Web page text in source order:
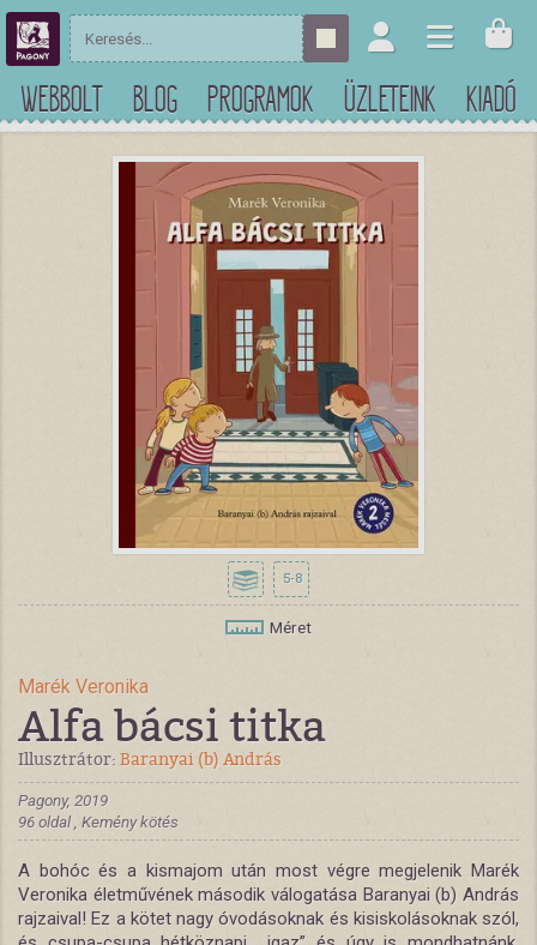
WEBBOLT BLOG PROGRAMOK ÜZLETEINK KIADÓ
5-8
Méret
Marék Veronika
Alfa bácsi titka
Illusztrátor: Baranyai (b) András
Pagony, 2019
96 oldal , Kemény kötés
A bohóc és a kismajom után most végre megjelenik Marék
Veronika életművének második válogatása Baranyai (b) András
rajzaival! Ez a kötet nagy óvodásoknak és kisiskolásoknak szól,